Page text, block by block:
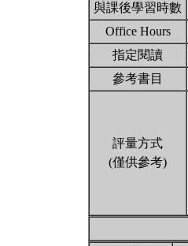
與課後學習時數
Office Hours
指定閱讀
參考書目
評量方式
(僅供參考)